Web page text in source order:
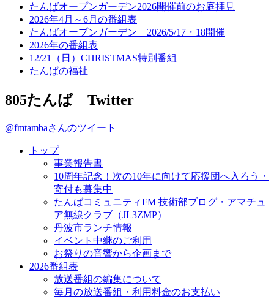
たんばオープンガーデン2026開催前のお庭拝見
2026年4月～6月の番組表
たんばオープンガーデン 2026/5/17・18開催
2026年の番組表
12/21（日）CHRISTMAS特別番組
たんばの福祉
805たんば Twitter
@fmtambaさんのツイート
トップ
事業報告書
10周年記念！次の10年に向けて応援団へ入ろう・
寄付も募集中
たんばコミュニティFM 技術部ブログ・アマチュ
ア無線クラブ（JL3ZMP）
丹波市ランチ情報
イベント中継のご利用
お祭りの音響から企画まで
2026番組表
放送番組の編集について
毎月の放送番組・利用料金のお支払い